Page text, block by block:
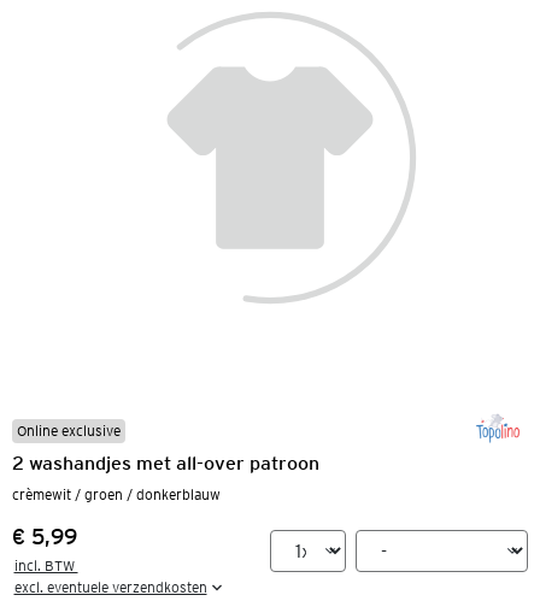
Online exclusive
2 washandjes met all-over patroon
crèmewit / groen / donkerblauw
Prijs:
€ 5,99
incl. BTW
excl. eventuele verzendkosten